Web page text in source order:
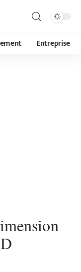
Entreprise